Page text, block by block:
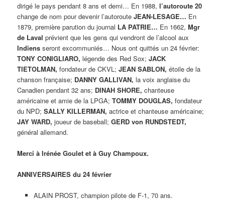
dirigé le pays pendant 8 ans et demi… En 1988,l’autoroute 20
change de nom pour devenir l’autorouteJEAN-LESAGE… En
1879, première parution du journal LA PATRIE… En 1662,Mgr
de Laval prévient que les gens qui vendront de l’alcool aux
Indiens seront excommuniés… Nous ont quittés un 24 février:
TONY CONIGLIARO, légende des Red Sox;JACK
TIETOLMAN, fondateur de CKVL;JEAN SABLON, étoile de la
chanson française; DANNY GALLIVAN, la voix anglaise du
Canadien pendant 32 ans; DINAH SHORE, chanteuse
américaine et amie de la LPGA;TOMMY DOUGLAS, fondateur
du NPD;SALLY KILLERMAN, actrice et chanteuse américaine;
JAY WARD, joueur de baseball;GERD von RUNDSTEDT,
général allemand.
Merci à Irénée Goulet et à Guy Champoux.
ANNIVERSAIRES du 24 février
ALAIN PROST, champion pilote de F-1, 70 ans.